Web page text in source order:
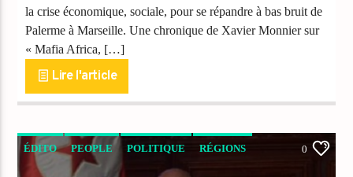
la crise économique, sociale, pour se répandre à bas bruit de
Palerme à Marseille. Une chronique de Xavier Monnier sur
« Mafia Africa, […]
Lire l'article
ÉDITO PEOPLE POLITIQUE RÉGIONS 0